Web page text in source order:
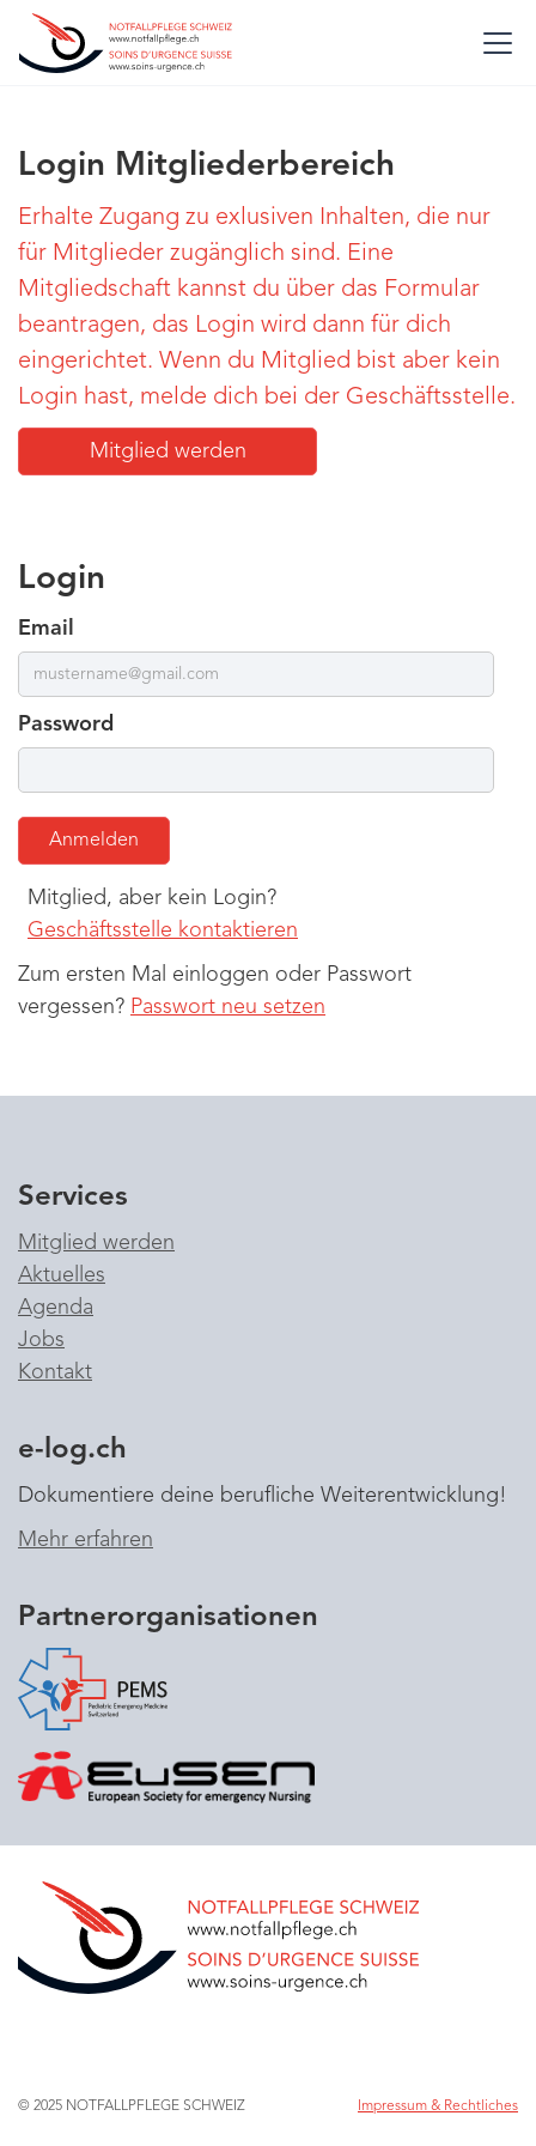
Login Mitgliederbereich
Erhalte Zugang zu exlusiven Inhalten, die nur
für Mitglieder zugänglich sind. Eine
Mitgliedschaft kannst du über das Formular
beantragen, das Login wird dann für dich
eingerichtet. Wenn du Mitglied bist aber kein
Login hast, melde dich bei der Geschäftsstelle.
Mitglied werden
Login
Email
Password
Mitglied, aber kein Login?
Geschäftsstelle kontaktieren
Zum ersten Mal einloggen oder Passwort
vergessen? Passwort neu setzen
Services
Mitglied werden
Aktuelles
Agenda
Jobs
Kontakt
e-log.ch
Dokumentiere deine berufliche Weiterentwicklung!
Mehr erfahren
Partnerorganisationen
© 2025 NOTFALLPFLEGE SCHWEIZ Impressum & Rechtliches